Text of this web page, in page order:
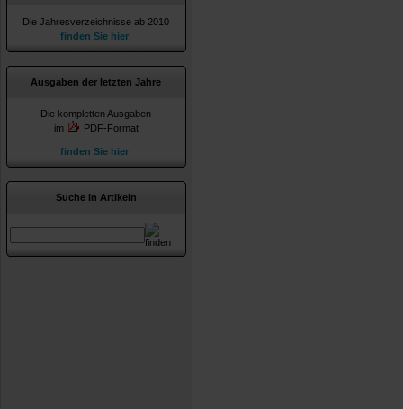
Die Jahresverzeichnisse ab 2010
finden Sie hier
Ausgaben der letzten Jahre
Die kompletten Ausgaben
im
PDF-Format
finden Sie hier
Suche in Artikeln